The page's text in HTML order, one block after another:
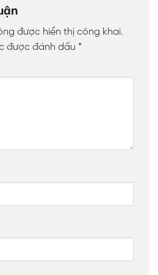
được hiển thị công khai.
được đánh dấu *